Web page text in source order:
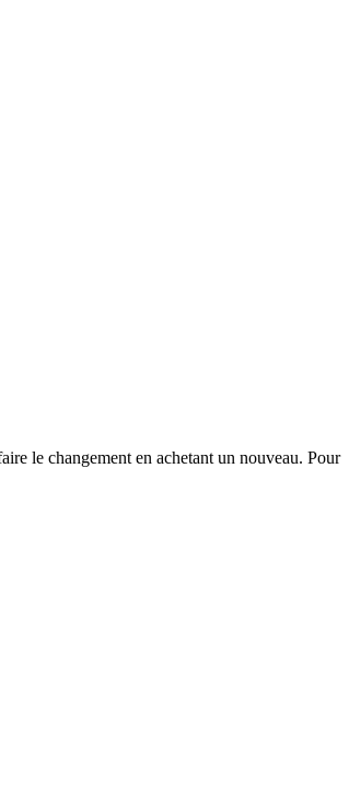
le changement en achetant un nouveau. Pour